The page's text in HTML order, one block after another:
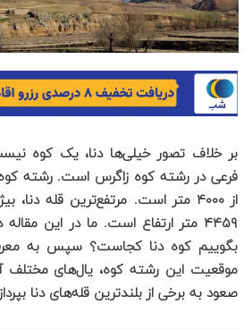
بر خلاف تصور خیلی‌ها دنا، یک کوه
۴۴۵۹ متر ارتفاع است. ما در این
بگوییم کوه دنا کجاست؟ سپس به
موقعیت این رشته کوه، یال‌های مختلف
صعود به برخی از بلندترین قله‌های دنا